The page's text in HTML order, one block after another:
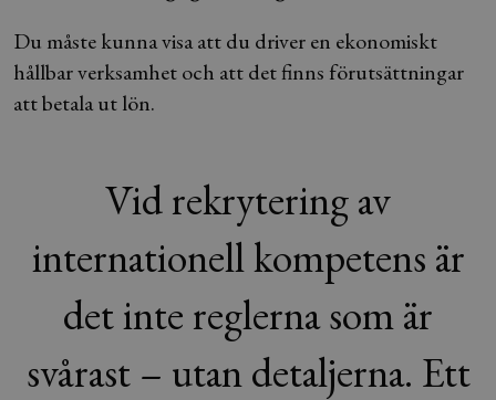
Du måste kunna visa att du driver en ekonomiskt
hållbar verksamhet och att det finns förutsättningar
att betala ut lön.
Vid rekrytering av
internationell kompetens är
det inte reglerna som är
svårast – utan detaljerna. Ett